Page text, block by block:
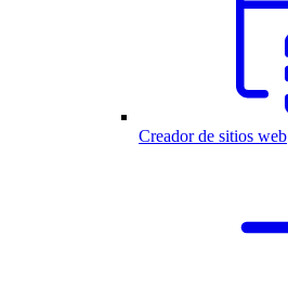
Creador de sitios web